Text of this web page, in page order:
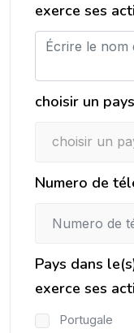
exerce ses
choisir un pays
choisir un
Numero de
Pays dans
exerce ses
Portugale